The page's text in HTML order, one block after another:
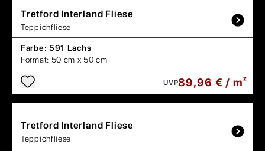
Tretford Interland Fliese
Teppichfliese
Farbe: 591 Lachs
Format: 50 cm x 50 cm
UVP89,96 € / m²
Tretford Interland Fliese
Teppichfliese